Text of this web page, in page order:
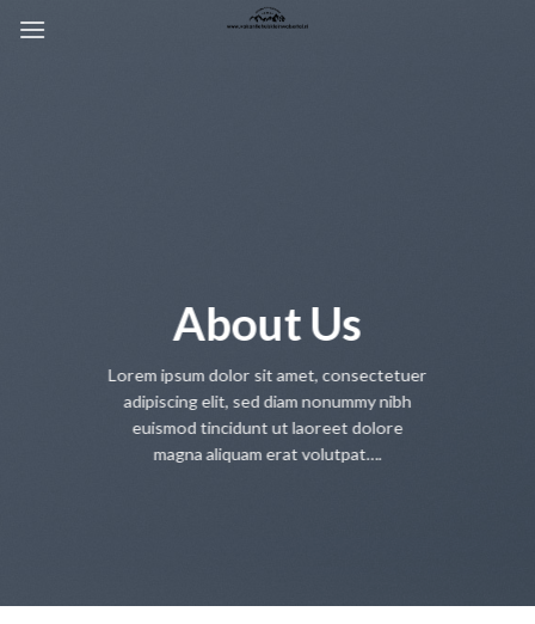
naar
About Us
Lorem ipsum dolor sit amet, consectetuer
adipiscing elit, sed diam nonummy nibh
euismod tincidunt ut laoreet dolore
magna aliquam erat volutpat….